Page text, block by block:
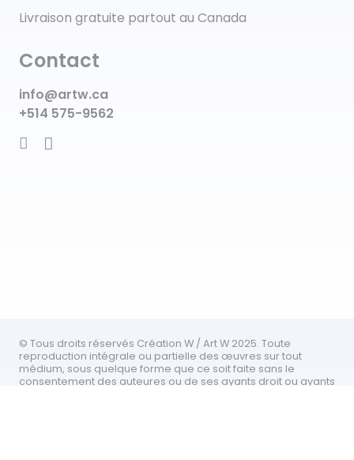
Livraison gratuite partout au Canada
Contact
info@artw.ca
+514 575-9562
© Tous droits réservés Création W / Art W 2025. Toute
reproduction intégrale ou partielle des œuvres sur tout
médium, sous quelque forme que ce soit faite sans le
consentement des auteures ou de ses ayants droit ou ayants